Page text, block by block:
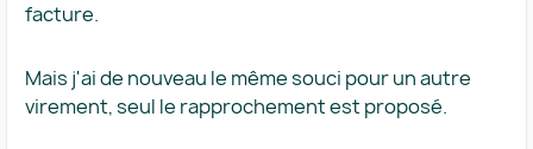
facture.
Mais j'ai de nouveau le même souci pour un autre
virement, seul le rapprochement est proposé.